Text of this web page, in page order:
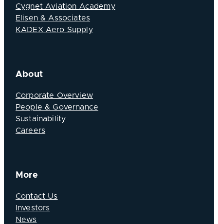
Cygnet Aviation Academy
Elisen & Associates
KADEX Aero Supply
About
Corporate Overview
People & Governance
Sustainability
Careers
More
Contact Us
Investors
News